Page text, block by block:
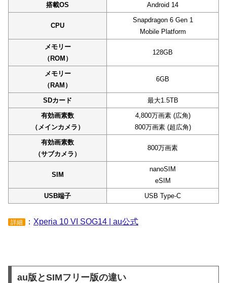
搭載OS
Android 14
CPU
Snapdragon 6 Gen 1
Mobile Platform
メモリー
（ROM）
128GB
メモリー
（RAM）
6GB
SDカード
最大1.5TB
有効画素数
（メインカメラ）
4,800万画素 (広角)
800万画素 (超広角)
有効画素数
（サブカメラ）
800万画素
SIM
nanoSIM
eSIM
USB端子
USB Type-C
詳細 ： Xperia 10 VI SOG14 | au公式
au版とSIMフリー版の違い